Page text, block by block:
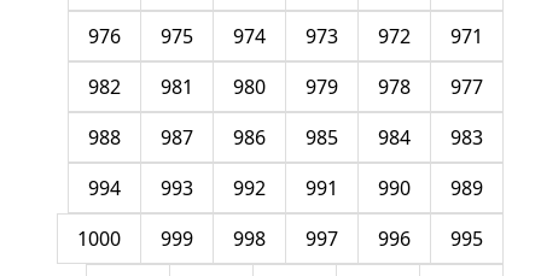
971
972
973
974
975
976
977
978
979
980
981
982
983
984
985
986
987
988
989
990
991
992
993
994
995
996
997
998
999
1000